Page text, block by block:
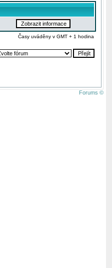
Časy uváděny v GMT + 1 hodina
Forums ©